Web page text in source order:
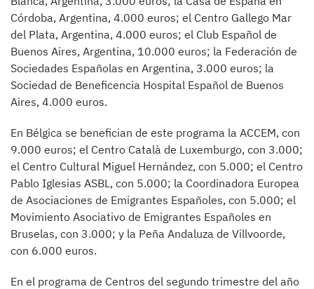
Córdoba, Argentina, 4.000 euros; el Centro Gallego Mar
del Plata, Argentina, 4.000 euros; el Club Español de
Buenos Aires, Argentina, 10.000 euros; la Federación de
Sociedades Españolas en Argentina, 3.000 euros; la
Sociedad de Beneficencia Hospital Español de Buenos
Aires, 4.000 euros.
En Bélgica se benefician de este programa la ACCEM, con
9.000 euros; el Centro Català de Luxemburgo, con 3.000;
el Centro Cultural Miguel Hernández, con 5.000; el Centro
Pablo Iglesias ASBL, con 5.000; la Coordinadora Europea
de Asociaciones de Emigrantes Españoles, con 5.000; el
Movimiento Asociativo de Emigrantes Españoles en
Bruselas, con 3.000; y la Peña Andaluza de Villvoorde,
con 6.000 euros.
En el programa de Centros del segundo trimestre del año